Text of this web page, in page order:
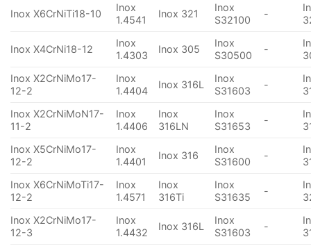
Inox X6CrNiTi18-10
Inox
1.4541
Inox 321
Inox
S32100
-
Inox X4CrNi18-12
Inox
1.4303
Inox 305
Inox
S30500
-
Inox X2CrNiMo17-
12-2
Inox
1.4404
Inox 316L
Inox
S31603
-
Inox X2CrNiMoN17-
11-2
Inox
1.4406
Inox
316LN
Inox
S31653
-
Inox X5CrNiMo17-
12-2
Inox
1.4401
Inox 316
Inox
S31600
-
Inox X6CrNiMoTi17-
12-2
Inox
1.4571
Inox
316Ti
Inox
S31635
-
Inox X2CrNiMo17-
12-3
Inox
1.4432
Inox 316L
Inox
S31603
-